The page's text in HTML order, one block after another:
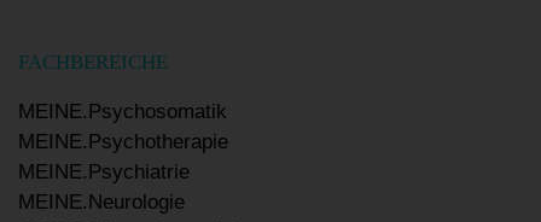
FACHBEREICHE
MEINE.Psychosomatik
MEINE.Psychotherapie
MEINE.Psychiatrie
MEINE.Neurologie